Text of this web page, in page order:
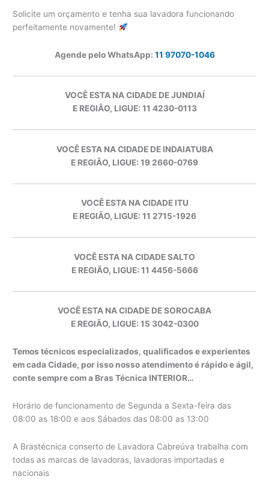
Solicite um orçamento e tenha sua lavadora funcionando
perfeitamente novamente!
Agende pelo WhatsApp: 11 97070-1046
VOCÊ ESTA NA CIDADE DE JUNDIAÍ
E REGIÃO, LIGUE: 11 4230-0113
VOCÊ ESTA NA CIDADE DE INDAIATUBA
E REGIÃO, LIGUE: 19 2660-0769
VOCÊ ESTA NA CIDADE ITU
E REGIÃO, LIGUE: 11 2715-1926
VOCÊ ESTA NA CIDADE SALTO
E REGIÃO, LIGUE: 11 4456-5666
VOCÊ ESTA NA CIDADE DE SOROCABA
E REGIÃO, LIGUE: 15 3042-0300
Temos técnicos especializados, qualificados e experientes
em cada Cidade, por isso nosso atendimento é rápido e ágil,
conte sempre com a Bras Técnica INTERIOR…
Horário de funcionamento de Segunda a Sexta-feira das
08:00 as 18:00 e aos Sábados das 08:00 as 13:00
A Brastécnica conserto de Lavadora Cabreúva trabalha com
todas as marcas de lavadoras, lavadoras importadas e
nacionais